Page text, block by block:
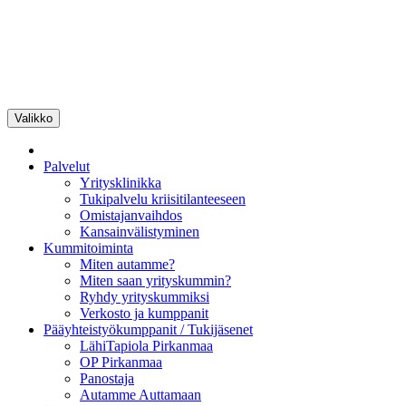
Valikko
Yrityskummit
Palvelut
Yritysklinikka
Tukipalvelu kriisitilanteeseen
Omistajanvaihdos
Kansainvälistyminen
Kummitoiminta
Miten autamme?
Miten saan yrityskummin?
Ryhdy yrityskummiksi
Verkosto ja kumppanit
Pääyhteistyökumppanit / Tukijäsenet
LähiTapiola Pirkanmaa
OP Pirkanmaa
Panostaja
Autamme Auttamaan